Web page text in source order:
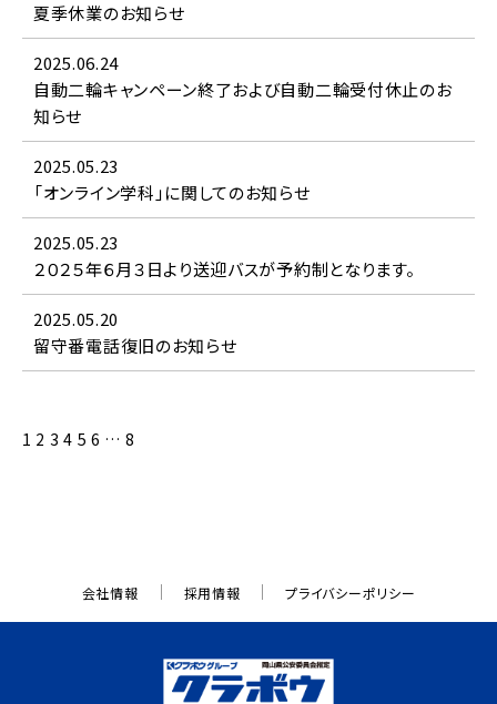
0120-333-815
夏季休業のお知らせ
2025.06.24
自動二輪キャンペーン終了および自動二輪受付休止のお
知らせ
2025.05.23
「オンライン学科」に関してのお知らせ
2025.05.23
２０２５年６月３日より送迎バスが予約制となります。
2025.05.20
留守番電話復旧のお知らせ
1 2 3 4 5 6 … 8
会社情報 採用情報 プライバシーポリシー